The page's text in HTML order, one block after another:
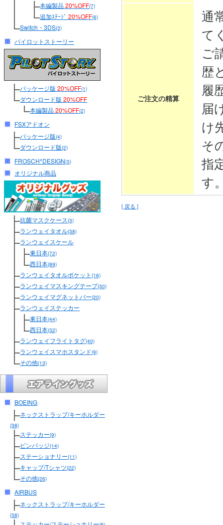
本編製品20%OFF(7)
追加ｽﾃｰｼﾞ 20%OFF(6)
Switch・3DS(3)
パイロットストーリー
パッケージ版 20%OFF(1)
ダウンロード版 20%OFF
本編製品20%OFF(2)
FSXアドオン
パッケージ版(4)
ダウンロード版(2)
FROSCH*DESIGN(3)
オリジナル商品
抗菌マスクケース(3)
ランウェイタオル(38)
ランウェイスケール
東日本(72)
西日本(89)
ランウェイタオルポケット (16)
ランウェイマスキングテープ(30)
ランウェイマグネットバー(20)
ランウェイステッカー
東日本(44)
西日本(32)
ランウェイフライトタグ(40)
ランウェイスマホスタンド(9)
その他(13)
BOEING
ネックストラップ/キーホルダー
(38)
ステッカー(9)
ピンバッジ(14)
ステーショナリー(11)
キャップ/Tシャツ(22)
その他(26)
AIRBUS
ネックストラップ/キーホルダー
(38)
ご注文の精算
通
て
ご
歴
履
届
け
そ
指
す
[ 戻る ]